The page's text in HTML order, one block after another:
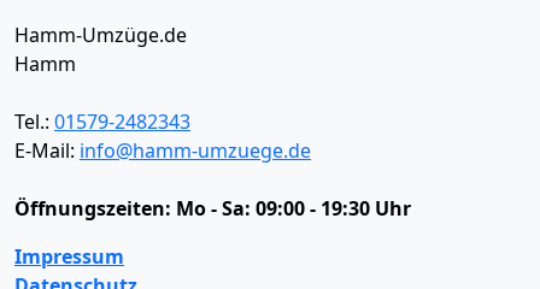
Hamm-Umzüge.de
Hamm
Tel.: 01579-2482343
E-Mail: info@hamm-umzuege.de
Öffnungszeiten: Mo - Sa: 09:00 - 19:30 Uhr
Impressum